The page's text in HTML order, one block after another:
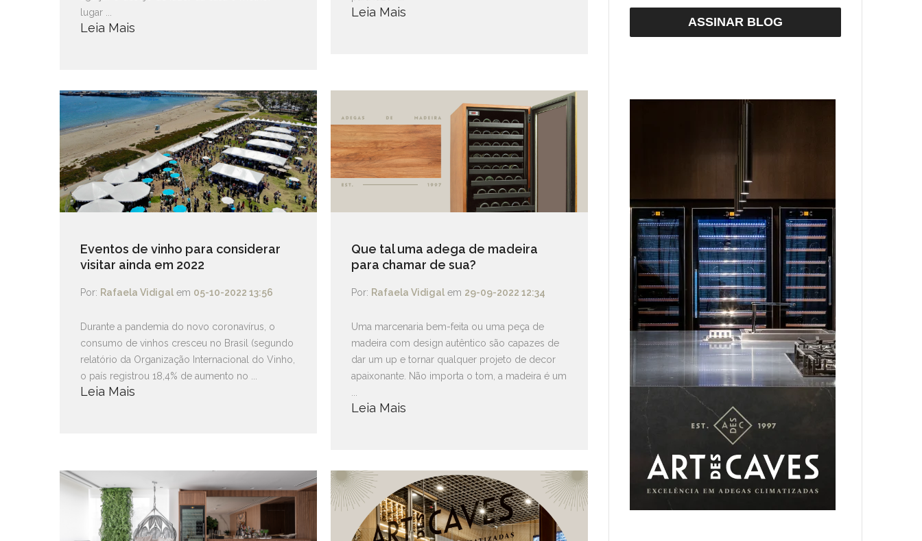
lugar ...
Leia Mais
Leia Mais
Eventos de vinho para considerar
visitar ainda em 2022
Por: Rafaela Vidigal em 05-10-2022 13:56
Durante a pandemia do novo coronavírus, o
consumo de vinhos cresceu no Brasil (segundo
relatório da Organização Internacional do Vinho,
o país registrou 18,4% de aumento no ...
Leia Mais
Que tal uma adega de madeira
para chamar de sua?
Por: Rafaela Vidigalem 29-09-2022 12:34
Uma marcenaria bem-feita ou uma peça de
madeira com design autêntico são capazes de
dar um up e tornar qualquer projeto de decor
apaixonante. Não importa o tom, a madeira é um
Leia Mais